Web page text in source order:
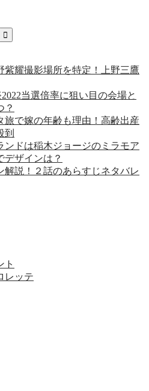
紫耀撮影場所を特定！上野三鷹
当選倍率に狙い目の会場と
？
旅で嫁の年齢も理由！高齢出産
到
ンドは稲木ジョージのミラモア
デザインは？
解説！２話のあらすじネタバレ
ト
レッテ